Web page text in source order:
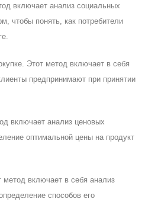
включает анализ социальных
чтобы понять, как потребители
Этот метод включает в себя
предпринимают при принятии
включает анализ ценовых
оптимальной цены на продукт
включает в себя анализ
способов его